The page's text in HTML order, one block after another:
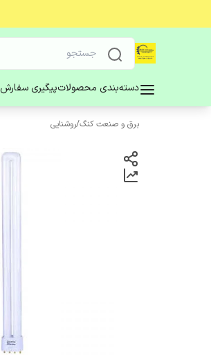
دسته‌بندی محصولاتپیگیری سفارش
برق و صنعت کنگ/روشنایی